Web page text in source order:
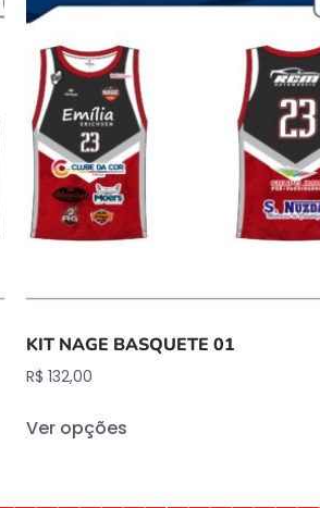
KIT NAGE BASQUETE 01
R$ 132,00
Ver opções